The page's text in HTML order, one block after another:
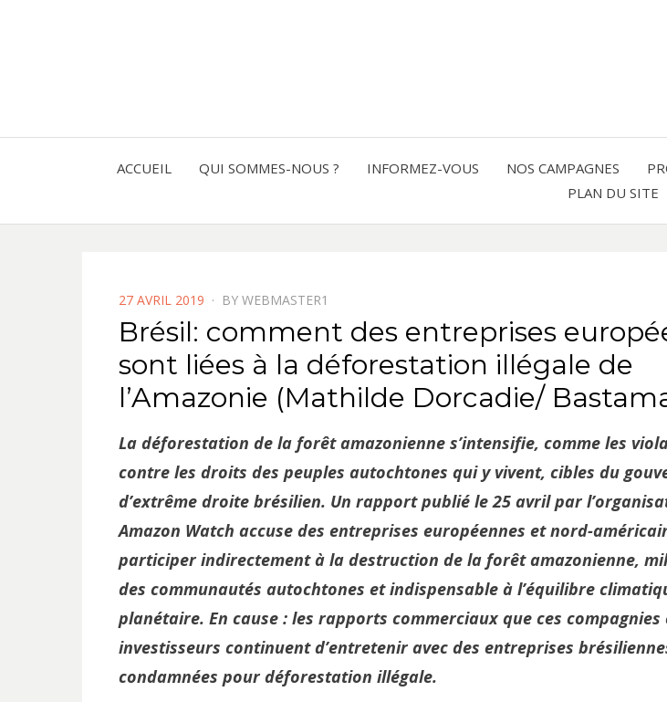
ACCUEIL QUI SOMMES-NOUS ? INFORMEZ-VOUS NOS CAMPAGNES
PLAN DU SITE
POSTED
ON
27 AVRIL 2019 BY WEBMASTER1
Brésil: comment des entreprises
sont liées à la déforestation illégale de
l’Amazonie (Mathilde Dorcadie/
La déforestation de la forêt amazonienne s’intensifie, comme les
contre les droits des peuples autochtones qui y vivent, cibles du
d’extrême droite brésilien. Un rapport publié le 25 avril par
Amazon Watch accuse des entreprises européennes et nord-
participer indirectement à la destruction de la forêt amazonienne,
des communautés autochtones et indispensable à l’équilibre
planétaire. En cause : les rapports commerciaux que ces compagnies
investisseurs continuent d’entretenir avec des entreprises
condamnées pour déforestation illégale.